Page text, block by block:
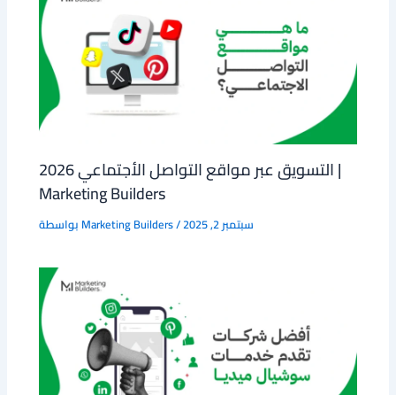
التسويق عبر مواقع التواصل الأجتماعي 2026 |
Marketing Builders
بواسطة Marketing Builders/ سبتمبر 2, 2025